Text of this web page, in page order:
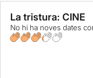
La tristura: CINE
No hi ha noves dates